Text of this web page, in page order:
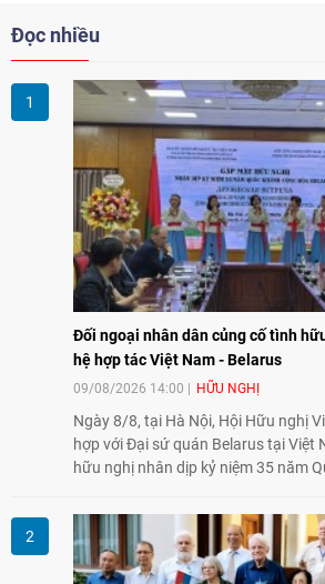
Đọc nhiều
Đối ngoại nhân dân củng cố tình
hệ hợp tác Việt Nam - Belarus
09/08/2026 14:00 HỮU NGHỊ
Ngày 8/8, tại Hà Nội, Hội Hữu nghị
hợp với Đại sứ quán Belarus tại Việt
hữu nghị nhân dịp kỷ niệm 35 năm
nhân dân trong củng cố tình hữu
thực và làm sâu sắc quan hệ Đối tác
Belarus.